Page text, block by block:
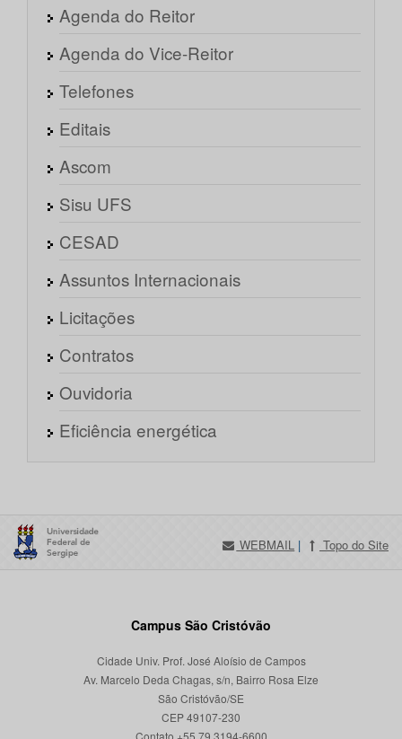
Agenda do Reitor
Agenda do Vice-Reitor
Telefones
Editais
Ascom
Sisu UFS
CESAD
Assuntos Internacionais
Licitações
Contratos
Ouvidoria
Eficiência energética
WEBMAIL | Topo do Site
Campus São Cristóvão
Cidade Univ. Prof. José Aloísio de Campos
Av. Marcelo Deda Chagas, s/n, Bairro Rosa Elze
São Cristóvão/SE
CEP 49107-230